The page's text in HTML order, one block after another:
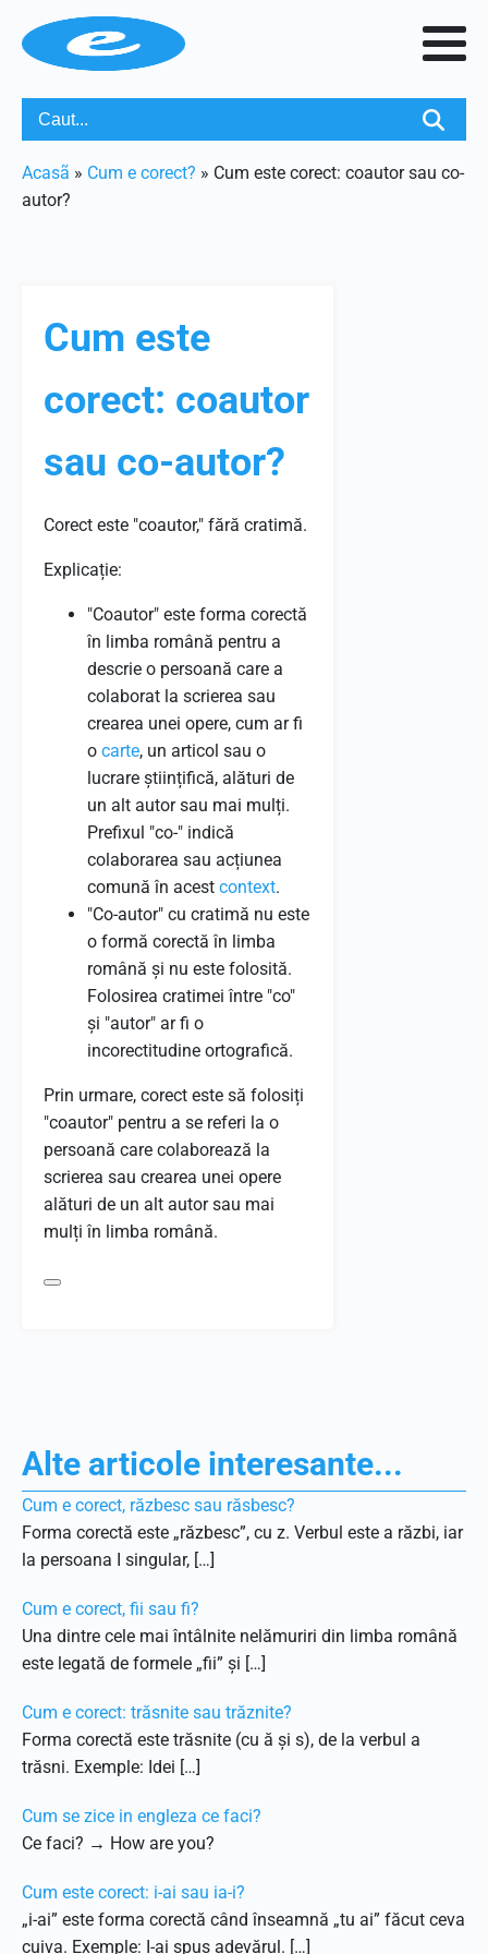
Acasã » Cum e corect? » Cum este corect: coautor sau co-
autor?
Cum este
corect: coautor
sau co-autor?
Corect este "coautor," fără cratimă.
Explicație:
"Coautor" este forma corectă
în limba română pentru a
descrie o persoană care a
colaborat la scrierea sau
crearea unei opere, cum ar fi
o carte, un articol sau o
lucrare științifică, alături de
un alt autor sau mai mulți.
Prefixul "co-" indică
colaborarea sau acțiunea
comună în acest context.
"Co-autor" cu cratimă nu este
o formă corectă în limba
română și nu este folosită.
Folosirea cratimei între "co"
și "autor" ar fi o
incorectitudine ortografică.
Prin urmare, corect este să folosiți
"coautor" pentru a se referi la o
persoană care colaborează la
scrierea sau crearea unei opere
alături de un alt autor sau mai
mulți în limba română.
Alte articole interesante...
Cum e corect, răzbesc sau răsbesc?
Forma corectă este „răzbesc”, cu z. Verbul este a răzbi, iar
la persoana I singular, […]
Cum e corect, fii sau fi?
Una dintre cele mai întâlnite nelămuriri din limba română
este legată de formele „fii” și […]
Cum e corect: trăsnite sau trăznite?
Forma corectă este trăsnite (cu ă și s), de la verbul a
trăsni. Exemple: Idei […]
Cum se zice in engleza ce faci?
Ce faci? → How are you?
Cum este corect: i-ai sau ia-i?
„i-ai” este forma corectă când înseamnă „tu ai” făcut ceva
cuiva. Exemple: I-ai spus adevărul. […]